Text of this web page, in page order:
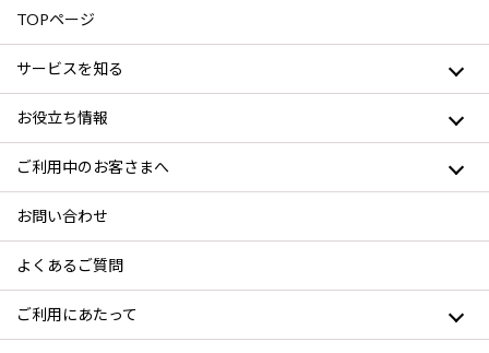
TOPページ
サービスを知る
お役立ち情報
ご利用中のお客さまへ
お問い合わせ
よくあるご質問
ご利用にあたって